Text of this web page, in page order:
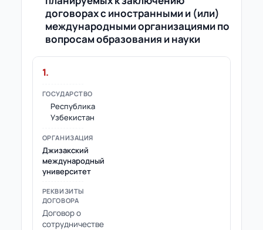
договорах с иностранными и (или)
международными организациями по
вопросам образования и науки
1.
Республика
Узбекистан
Джизакский
международный
университет
Договор о
сотрудничестве